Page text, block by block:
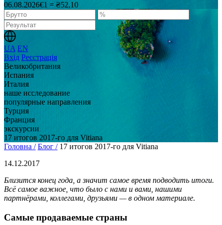
06.08.2026€1 = ₴52,10
UA EN
Вхід Реєстрація
Великобритания
Испания
Италия
наше исследование
популярные направления
Турция
Франция
экскурсии
17 итогов 2017-го для Vitiana
Головна / Блог / 17 итогов 2017-го для Vitiana
14.12.2017
Близится конец года, а значит самое время подводить итоги.
Всё самое важное, что было с нами и вами, нашими
партнёрами, коллегами, друзьями — в одном материале.
Самые продаваемые страны